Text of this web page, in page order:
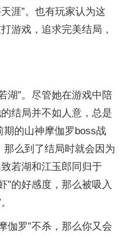
涯”。也有玩家认为这
游戏，追求完美结局，
湖”。尽管她在游戏中陪
结局并不如人意，总是
的山神摩伽罗boss战
么到了结局时就会因为
若湖和江玉郎同归于
”的好感度，那么被吸入
伽罗”不杀，那么你又会